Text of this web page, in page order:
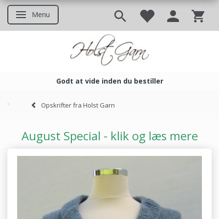
Skifte navigation
Menu
Godt at vide inden du bestiller
Opskrifter fra Holst Garn
August Special - klik og læs mere